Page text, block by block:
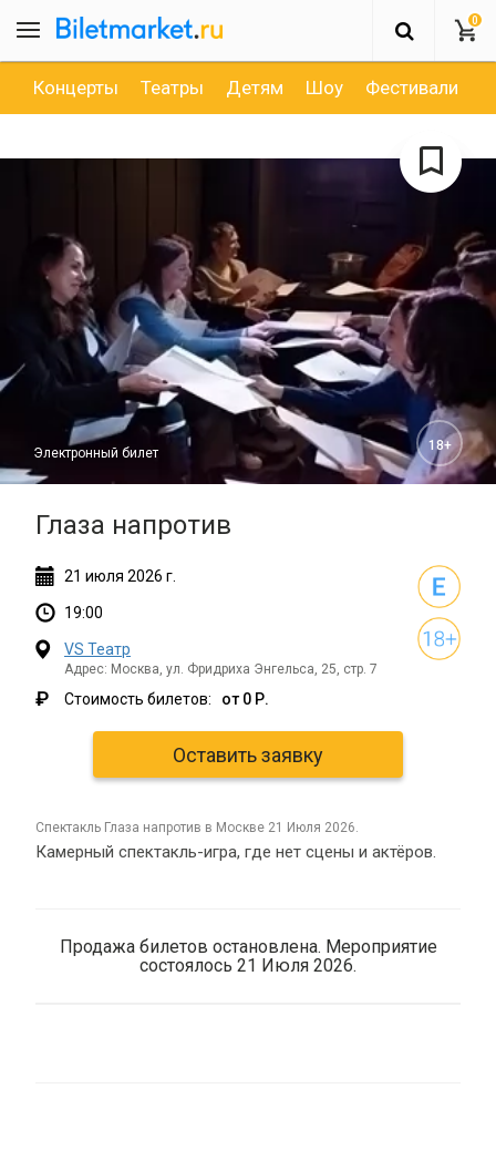
0
Концерты Театры Детям Шоу Фестивали
Глаза напротив
Электронный билет 18+
21 июля 2026 г.
19:00
VS Театр
Адрес: Москва, ул. Фридриха Энгельса, 25, стр. 7
₽ Стоимость билетов: от 0 Р.
Оставить заявку
спектакль Глаза напротив в Москве 21 Июля 2026.
Камерный спектакль-игра, где нет сцены и актёров.
Продажа билетов остановлена. Мероприятие
состоялось 21 Июля 2026.